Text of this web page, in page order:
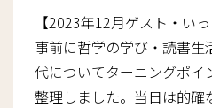
【2023年12月ゲスト・いっ
事前に哲学の学び・読書
代についてターニングポイ
整理しました。当日は的確